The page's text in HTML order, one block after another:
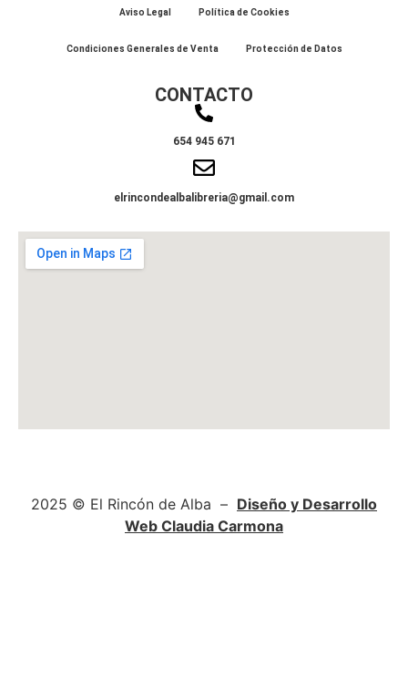
Aviso Legal Política de Cookies
Condiciones Generales de Venta Protección de Datos
CONTACTO
654 945 671
elrincondealbalibreria@gmail.com
2025 © El Rincón de Alba – Diseño y Desarrollo
Web Claudia Carmona